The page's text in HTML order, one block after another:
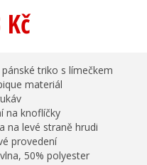
triko s límečkem
materiál
na knoflíčky
na levé straně hrudi
provedení
50% polyester